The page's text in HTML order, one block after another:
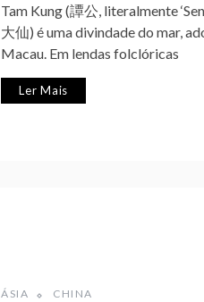
Tam Kung (譚公, literalmente
大仙) é uma divindade do mar,
Macau. Em lendas folclóricas
Ler Mais
ÁSIA CHINA